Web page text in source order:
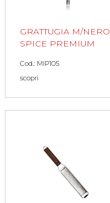
GRATTUGIA M/NERO
SPICE PREMIUM
Cod.: MIP105
scopri